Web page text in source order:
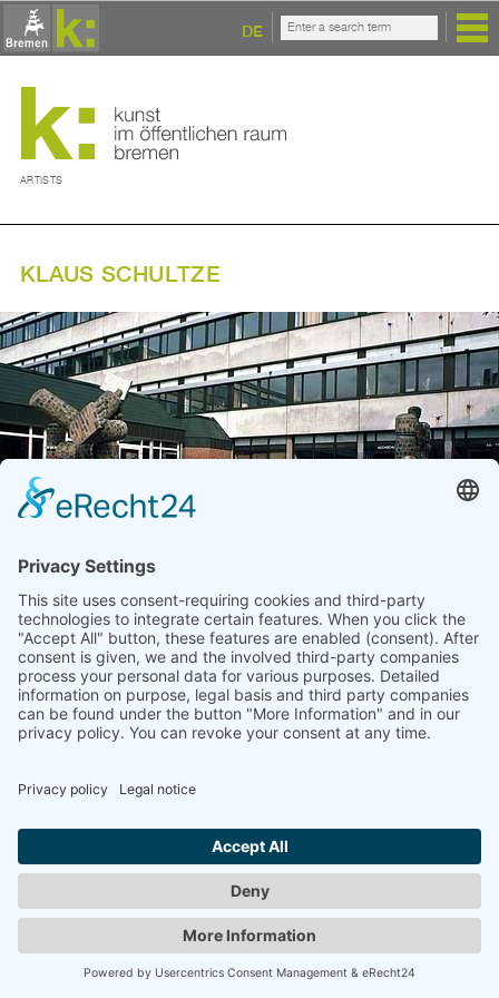
DE
ARTISTS
KLAUS SCHULTZE
SCHULTZE, KLAUS
"4 Riesen"
1980
© 2008-2026 Senator für Kultur Bremen
Imprint
Imprint Privacy Policy